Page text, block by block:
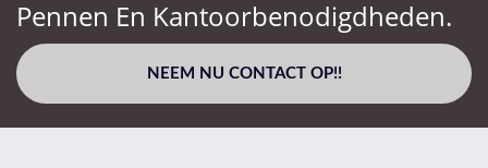
Pennen En Kantoorbenodigdheden.
NEEM NU CONTACT OP!!